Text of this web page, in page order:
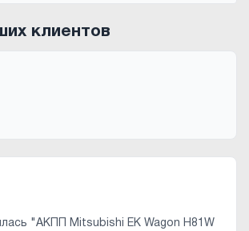
клиентов
"АКПП Mitsubishi EK Wagon H81W